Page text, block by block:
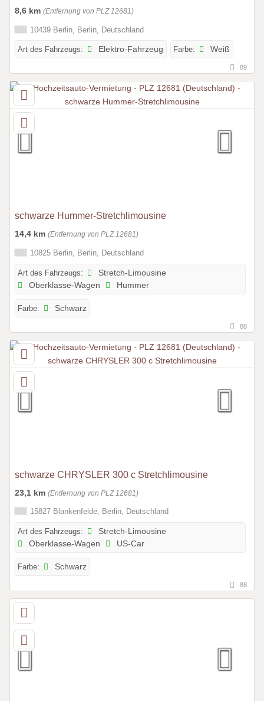
8,6 km (Entfernung von PLZ 12681)
10439 Berlin, Berlin, Deutschland
Art des Fahrzeugs: Elektro-Fahrzeug Farbe: Weiß
89
schwarze Hummer-Stretchlimousine
14,4 km (Entfernung von PLZ 12681)
10825 Berlin, Berlin, Deutschland
Art des Fahrzeugs:
Stretch-Limousine
Oberklasse-Wagen
Hummer
Farbe: Schwarz
88
schwarze CHRYSLER 300 c Stretchlimousine
23,1 km (Entfernung von PLZ 12681)
15827 Blankenfelde, Berlin, Deutschland
Art des Fahrzeugs:
Stretch-Limousine
Oberklasse-Wagen
US-Car
Farbe: Schwarz
88